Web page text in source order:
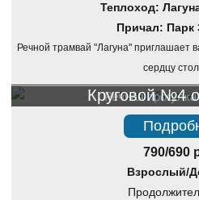
Теплоход:
Причал: Парк
Речной трамвай "Лагуна" приглашает
сердцу
Речная
Круговой №4
790/690
Взрослый/